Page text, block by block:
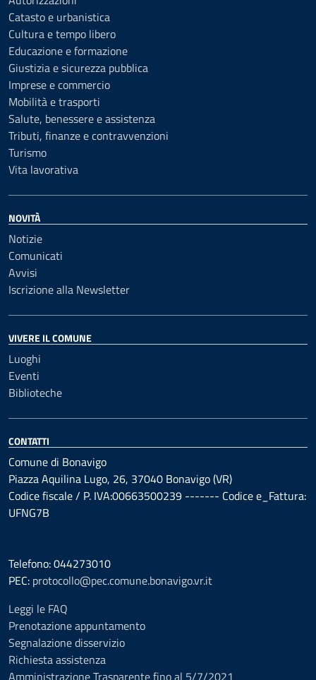
Catasto e urbanistica
Cultura e tempo libero
Educazione e formazione
Giustizia e sicurezza pubblica
Imprese e commercio
Mobilità e trasporti
Salute, benessere e assistenza
Tributi, finanze e contravvenzioni
Turismo
Vita lavorativa
NOVITÀ
Notizie
Comunicati
Avvisi
Iscrizione alla Newsletter
VIVERE IL COMUNE
Luoghi
Eventi
Biblioteche
CONTATTI
Comune di Bonavigo
Piazza Aquilina Lugo, 26, 37040 Bonavigo (VR)
Codice fiscale / P. IVA:00663500239 ------- Codice e_Fattura:
UFNG7B
Telefono: 044273010
PEC: protocollo@pec.comune.bonavigo.vr.it
Leggi le FAQ
Prenotazione appuntamento
Segnalazione disservizio
Richiesta assistenza
Amministrazione Trasparente fino al 5/7/2021